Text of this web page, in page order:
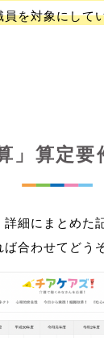
員を対象にして
」算定
細にまとめた
合わせてどう